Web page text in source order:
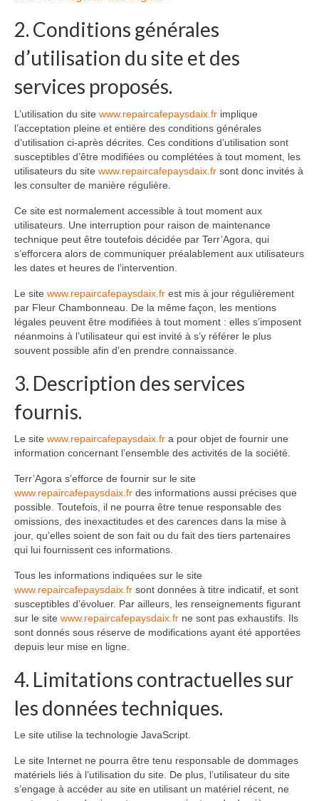
2. Conditions générales
d’utilisation du site et des
services proposés.
L’utilisation du site www.repaircafepaysdaix.fr implique
l’acceptation pleine et entière des conditions générales
d’utilisation ci-après décrites. Ces conditions d’utilisation sont
susceptibles d’être modifiées ou complétées à tout moment, les
utilisateurs du site www.repaircafepaysdaix.fr sont donc invités à
les consulter de manière régulière.
Ce site est normalement accessible à tout moment aux
utilisateurs. Une interruption pour raison de maintenance
technique peut être toutefois décidée par Terr’Agora, qui
s’efforcera alors de communiquer préalablement aux utilisateurs
les dates et heures de l’intervention.
Le site www.repaircafepaysdaix.fr est mis à jour régulièrement
par Fleur Chambonneau. De la même façon, les mentions
légales peuvent être modifiées à tout moment : elles s’imposent
néanmoins à l’utilisateur qui est invité à s’y référer le plus
souvent possible afin d’en prendre connaissance.
3. Description des services
fournis.
Le site www.repaircafepaysdaix.fr a pour objet de fournir une
information concernant l’ensemble des activités de la société.
Terr’Agora s’efforce de fournir sur le site
www.repaircafepaysdaix.fr des informations aussi précises que
possible. Toutefois, il ne pourra être tenue responsable des
omissions, des inexactitudes et des carences dans la mise à
jour, qu’elles soient de son fait ou du fait des tiers partenaires
qui lui fournissent ces informations.
Tous les informations indiquées sur le site
www.repaircafepaysdaix.fr sont données à titre indicatif, et sont
susceptibles d’évoluer. Par ailleurs, les renseignements figurant
sur le site www.repaircafepaysdaix.fr ne sont pas exhaustifs. Ils
sont donnés sous réserve de modifications ayant été apportées
depuis leur mise en ligne.
4. Limitations contractuelles sur
les données techniques.
Le site utilise la technologie JavaScript.
Le site Internet ne pourra être tenu responsable de dommages
matériels liés à l’utilisation du site. De plus, l’utilisateur du site
s’engage à accéder au site en utilisant un matériel récent, ne